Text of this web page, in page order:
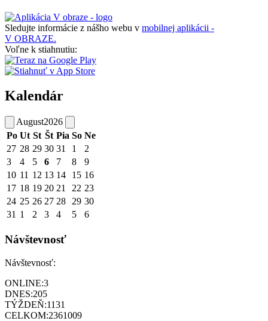
Sledujte informácie z nášho webu v mobilnej aplikácii -
V OBRAZE.
Voľne k stiahnutiu:
Kalendár
August2026
Po Ut St Št Pia So Ne
27 28 29 30 31 1
2
3
4 5 6 7 8
9
10 11 12 13 14 15 16
17 18 19 20 21 22 23
24 25 26 27 28 29 30
31 1 2 3 4 5 6
Návštevnosť
Návštevnosť:
ONLINE:3
DNES:205
TÝŽDEŇ:1131
CELKOM:2361009